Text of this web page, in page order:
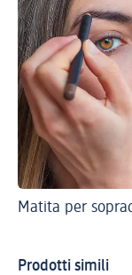
Matita per
Prodotti simili